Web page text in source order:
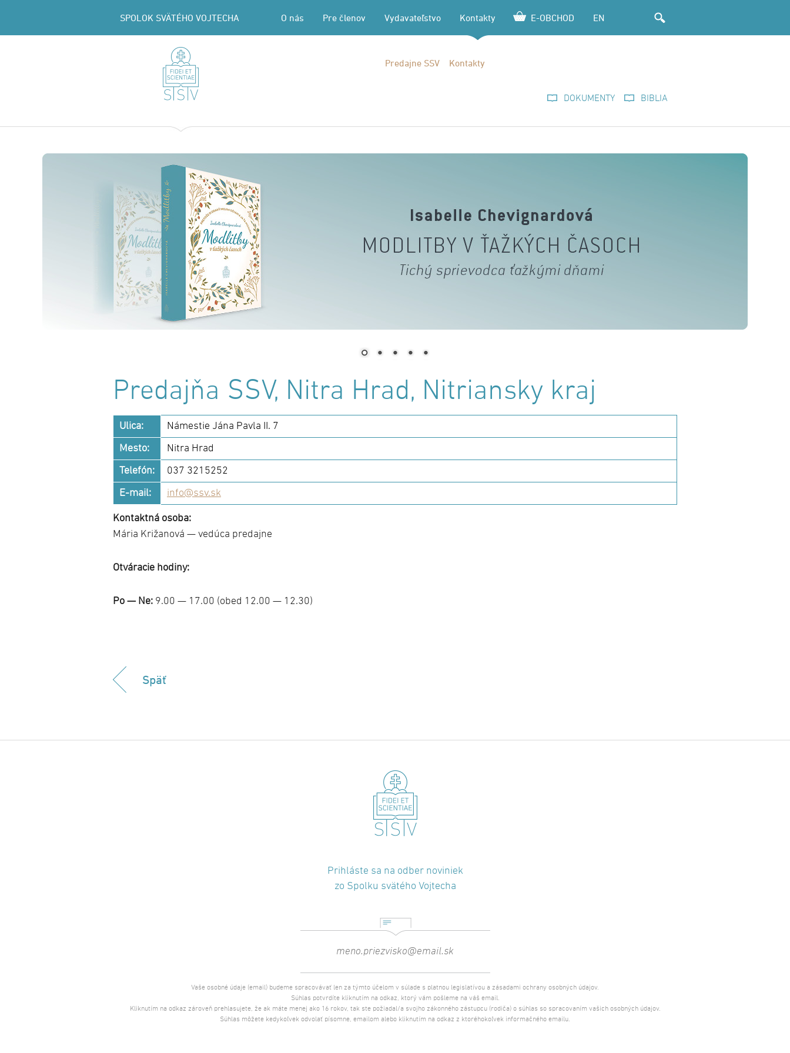
SPOLOK SVÄTÉHO VOJTECHA
DOKUMENTY BIBLIA
O nás Pre členov Vydavateľstvo Kontakty
Predajne SSV Kontakty
E-OBCHOD EN
Predajňa SSV, Nitra Hrad, Nitriansky kraj
Ulica:
Námestie Jána Pavla II. 7
Mesto:
Nitra Hrad
Telefón:
037 3215252
E-mail:
info@ssv.sk
Kontaktná osoba:
Mária Križanová — vedúca predajne
Otváracie hodiny:
Po — Ne: 9.00 — 17.00 (obed 12.00 — 12.30)
Späť
Prihláste sa na odber noviniek
zo Spolku svätého Vojtecha
Vaše osobné údaje (email) budeme spracovávať len za týmto účelom v súlade s platnou legislatívou a zásadami ochrany osobných údajov.
Súhlas potvrdíte kliknutím na odkaz, ktorý vám pošleme na váš email.
Kliknutím na odkaz zároveň prehlasujete, že ak máte menej ako 16 rokov, tak ste požiadal/a svojho zákonného zástupcu (rodiča) o súhlas so spracovaním vašich osobných údajov.
Súhlas môžete kedykoľvek odvolať písomne, emailom alebo kliknutím na odkaz z ktoréhokoľvek informačného emailu.